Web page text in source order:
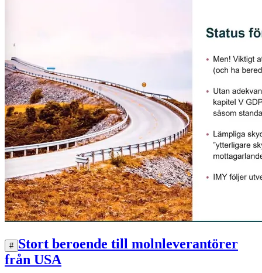
# Stort beroende till molnleverantörer
från USA